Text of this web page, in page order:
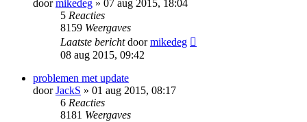
doormikedeg » 07 aug 2015, 18:04
5 Reacties
8159 Weergaves
Laatste berichtdoormikedeg
08 aug 2015, 09:42
problemen met update
doorJackS » 01 aug 2015, 08:17
6 Reacties
8181 Weergaves